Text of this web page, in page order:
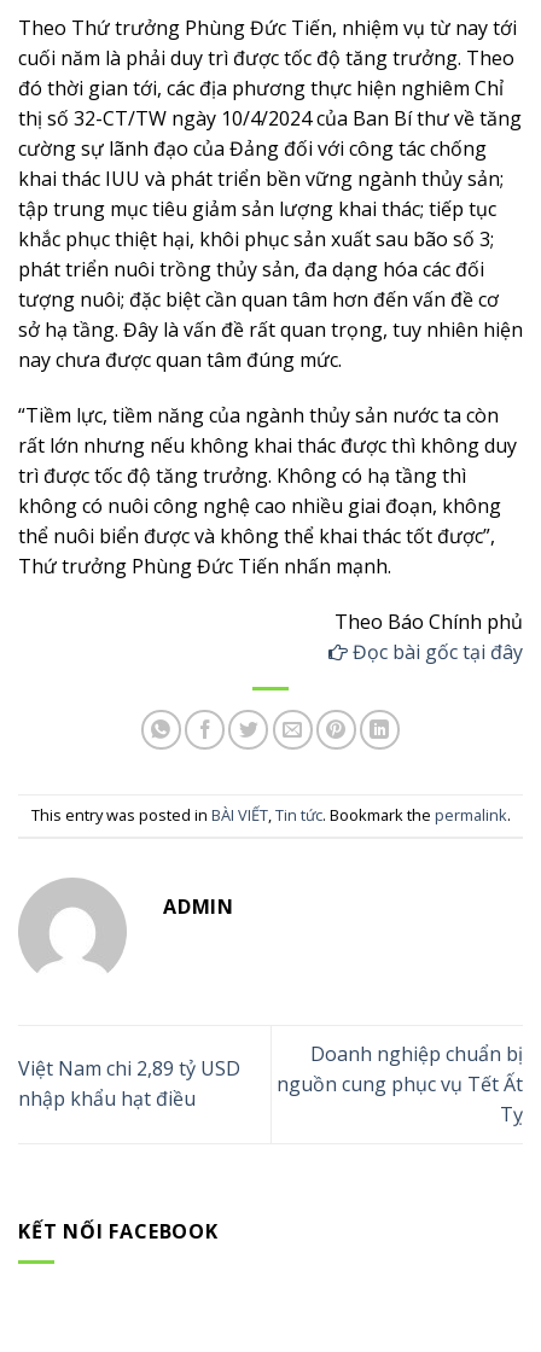
Theo Thứ trưởng Phùng Đức Tiến, nhiệm vụ từ nay tới
cuối năm là phải duy trì được tốc độ tăng trưởng. Theo
đó thời gian tới, các địa phương thực hiện nghiêm Chỉ
thị số 32-CT/TW ngày 10/4/2024 của Ban Bí thư về tăng
cường sự lãnh đạo của Đảng đối với công tác chống
khai thác IUU và phát triển bền vững ngành thủy sản;
tập trung mục tiêu giảm sản lượng khai thác; tiếp tục
khắc phục thiệt hại, khôi phục sản xuất sau bão số 3;
phát triển nuôi trồng thủy sản, đa dạng hóa các đối
tượng nuôi; đặc biệt cần quan tâm hơn đến vấn đề cơ
sở hạ tầng. Đây là vấn đề rất quan trọng, tuy nhiên hiện
nay chưa được quan tâm đúng mức.
“Tiềm lực, tiềm năng của ngành thủy sản nước ta còn
rất lớn nhưng nếu không khai thác được thì không duy
trì được tốc độ tăng trưởng. Không có hạ tầng thì
không có nuôi công nghệ cao nhiều giai đoạn, không
thể nuôi biển được và không thể khai thác tốt được”,
Thứ trưởng Phùng Đức Tiến nhấn mạnh.
Theo Báo Chính phủ
Đọc bài gốc tại đây
This entry was posted in BÀI VIẾT,Tin tức. Bookmark the permalink.
ADMIN
Việt Nam chi 2,89 tỷ USD
nhập khẩu hạt điều
Doanh nghiệp chuẩn bị
nguồn cung phục vụ Tết Ất
Tỵ
KẾT NỐI FACEBOOK